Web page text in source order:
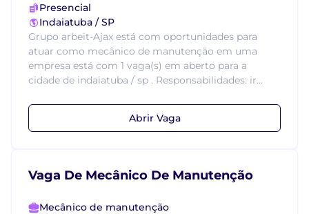
Presencial
Indaiatuba / SP
Grupo arbeit-Ajax está com oportunidades para
atuar como mecânico de manutenção em uma
empresa está com 1 vaga(s) em aberto para a
cidade de indaiatuba / sp . Responsabilidades: ir...
Abrir Vaga
Vaga De Mecânico De Manutenção
Mecânico de manutenção